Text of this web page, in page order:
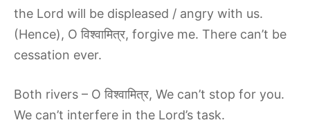
the Lord will be displeased / angry with us.
(Hence), O विश्वामित्र, forgive me. There can’t be
cessation ever.
Both rivers – O विश्वामित्र, We can’t stop for you.
We can’t interfere in the Lord’s task.